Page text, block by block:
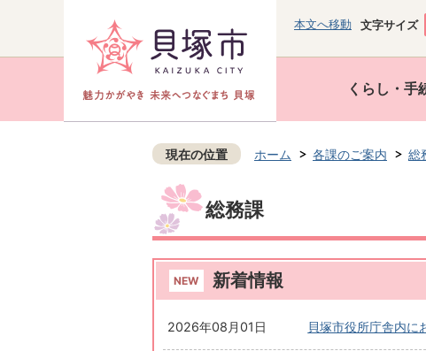
本文へ移動 文字サイズ
くらし・手
現在の位置 ホーム 各課のご案内 総
総務課
新着情報
2026年08月01日 貝塚市役所庁舎内に